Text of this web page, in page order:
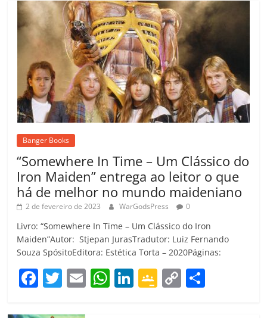
Banger Books
“Somewhere In Time – Um Clássico do
Iron Maiden” entrega ao leitor o que
há de melhor no mundo maideniano
2 de fevereiro de 2023 WarGodsPress 0
Livro: “Somewhere In Time – Um Clássico do Iron
Maiden”Autor: Stjepan JurasTradutor: Luiz Fernando
Souza SpósitoEditora: Estética Torta – 2020Páginas:
F T E W Li G C